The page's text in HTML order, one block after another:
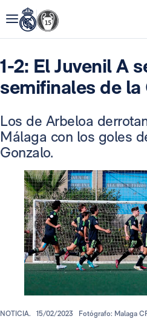
1-2: El Juvenil A
semifinales de la
Los de Arbeloa
Málaga con los goles
Gonzalo.
NOTICIA. 15/02/2023 Fotógrafo: Malaga